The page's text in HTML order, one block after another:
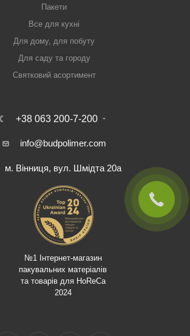
Пакети
Все для кухні
Для дому, для побуту
Для саду та городу
Святковий асортимент
+38 063 200-7-200
info@budpolimer.com
м. Вінниця, вул. Шмідта 20а
№1 Інтернет-магазин
пакувальних матеріалів
та товарів для HoReCa
2024